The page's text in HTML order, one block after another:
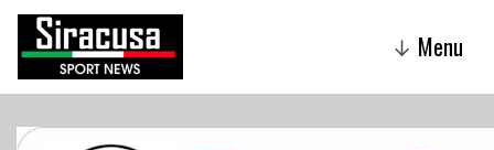
↓ Menu